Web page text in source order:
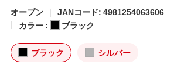
オープン
JANコード: 4981254063606
カラー :
ブラック
ブラック シルバー